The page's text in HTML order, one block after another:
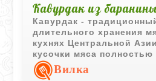
Кавурдак из
Кавурдак -
длительного хранения
кухнях Центральной
кусочки мяса полностью
растопленным жиром,
долго сохраняют вкус и
Вилка